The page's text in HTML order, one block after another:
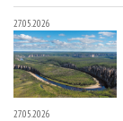
27.05.2026
27.05.2026